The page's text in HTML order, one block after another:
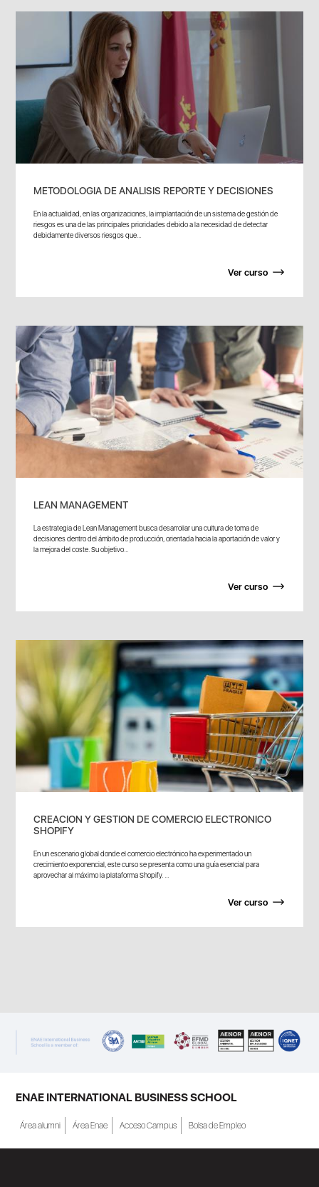
METODOLOGIA DE ANALISIS REPORTE Y DECISIONES
En la actualidad, en las organizaciones, la implantación de un sistema de gestión de
riesgos es una de las principales prioridades debido a la necesidad de detectar
debidamente diversos riesgos que...
Ver curso
LEAN MANAGEMENT
La estrategia de Lean Management busca desarrollar una cultura de toma de
decisiones dentro del ámbito de producción, orientada hacia la aportación de valor y
la mejora del coste. Su objetivo...
Ver curso
CREACION Y GESTION DE COMERCIO ELECTRONICO
SHOPIFY
En un escenario global donde el comercio electrónico ha experimentado un
crecimiento exponencial, este curso se presenta como una guía esencial para
aprovechar al máximo la plataforma Shopify. ...
Ver curso
ENAE INTERNATIONAL BUSINESS SCHOOL
Área alumni Área Enae Acceso Campus Bolsa de Empleo